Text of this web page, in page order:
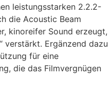
leistungsstarken 2.2.2-
die Acoustic Beam
kinoreifer Sound erzeugt,
verstärkt. Ergänzend dazu
für eine
die das Filmvergnügen